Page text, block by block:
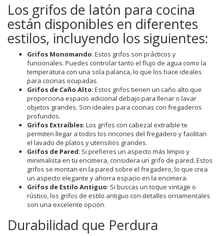
Los grifos de latón para cocina
están disponibles en diferentes
estilos, incluyendo los siguientes:
Grifos Monomando: Estos grifos son prácticos y
funcionales. Puedes controlar tanto el flujo de agua como la
temperatura con una sola palanca, lo que los hace ideales
para cocinas ocupadas.
Grifos de Caño Alto: Estos grifos tienen un caño alto que
proporciona espacio adicional debajo para llenar o lavar
objetos grandes. Son ideales para cocinas con fregaderos
profundos.
Grifos Extraíbles: Los grifos con cabezal extraíble te
permiten llegar a todos los rincones del fregadero y facilitan
el lavado de platos y utensilios grandes.
Grifos de Pared: Si prefieres un aspecto más limpio y
minimalista en tu encimera, considera un grifo de pared. Estos
grifos se montan en la pared sobre el fregadero, lo que crea
un aspecto elegante y ahorra espacio en la encimera.
Grifos de Estilo Antiguo: Si buscas un toque vintage o
rústico, los grifos de estilo antiguo con detalles ornamentales
son una excelente opción.
Durabilidad que Perdura